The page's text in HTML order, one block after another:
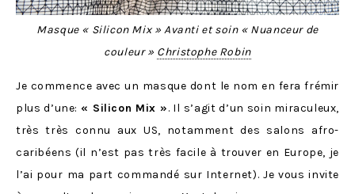
Masque « Silicon Mix » Avanti et soin « Nuanceur de
couleur » Christophe Robin
Je commence avec un masque dont le nom en fera frémir
plus d’une:« Silicon Mix ». Il s’agit d’un soin miraculeux,
très très connu aux US, notamment des salons afro-
caribéens (il n’est pas très facile à trouver en Europe, je
l’ai pour ma part commandé sur Internet). Je vous invite